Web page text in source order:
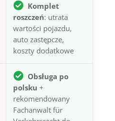
Komplet
roszczeń: utrata
wartości pojazdu,
auto zastępcze,
koszty dodatkowe
Obsługa po
polsku +
rekomendowany
Fachanwalt für